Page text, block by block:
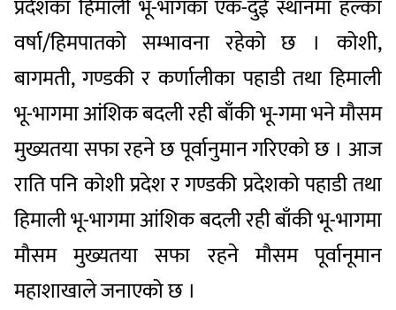
प्रदेशका हिमाली भू-भागका एक-दुई स्थानमा हल्का
वर्षा/हिमपातको सम्भावना रहेको छ । कोशी,
बागमती, गण्डकी र कर्णालीका पहाडी तथा हिमाली
भू-भागमा आंशिक बदली रही बाँकी भू-गमा भने मौसम
मुख्यतया सफा रहने छ पूर्वानुमान गरिएको छ । आज
राति पनि कोशी प्रदेश र गण्डकी प्रदेशको पहाडी तथा
हिमाली भू-भागमा आंशिक बदली रही बाँकी भू-भागमा
मौसम मुख्यतया सफा रहने मौसम पूर्वानूमान
महाशाखाले जनाएको छ ।